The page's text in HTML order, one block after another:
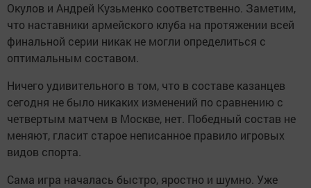
Окулов и Андрей Кузьменко соответственно. Заметим,
что наставники армейского клуба на протяжении всей
финальной серии никак не могли определиться с
оптимальным составом.
Ничего удивительного в том, что в составе казанцев
сегодня не было никаких изменений по сравнению с
четвертым матчем в Москве, нет. Победный состав не
меняют, гласит старое неписанное правило игровых
видов спорта.
Сама игра началась быстро, яростно и шумно. Уже